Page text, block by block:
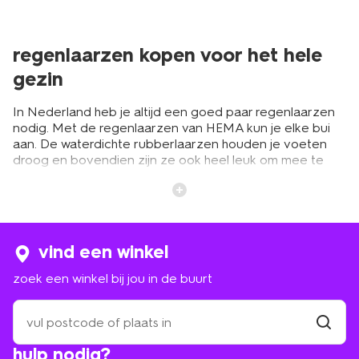
regenlaarzen kopen voor het hele
gezin
In Nederland heb je altijd een goed paar regenlaarzen
nodig. Met de regenlaarzen van HEMA kun je elke bui
aan. De waterdichte rubberlaarzen houden je voeten
droog en bovendien zijn ze ook heel leuk om mee te
regenoutfit. Je shopt de regenlaarzen zowel online als in
zowel voor volwassenen als voor kinderen. Zelfs de
kijkje in het assortimentregenlaarsjes voor baby's
korte regenlaarzen voor een trendy
regenseizoen
hulp nodig?
vind een winkel
zoek een winkel bij jou in de buurt
zoek
een
winkel
bij